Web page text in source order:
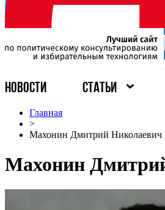
НОВОСТИ СТАТЬИ
Главная
>
Махонин Дмитрий Николаевич
Махонин